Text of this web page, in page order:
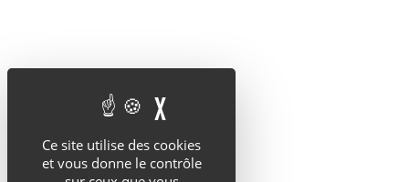
Ce site utilise des cookies
et vous donne le contrôle
X